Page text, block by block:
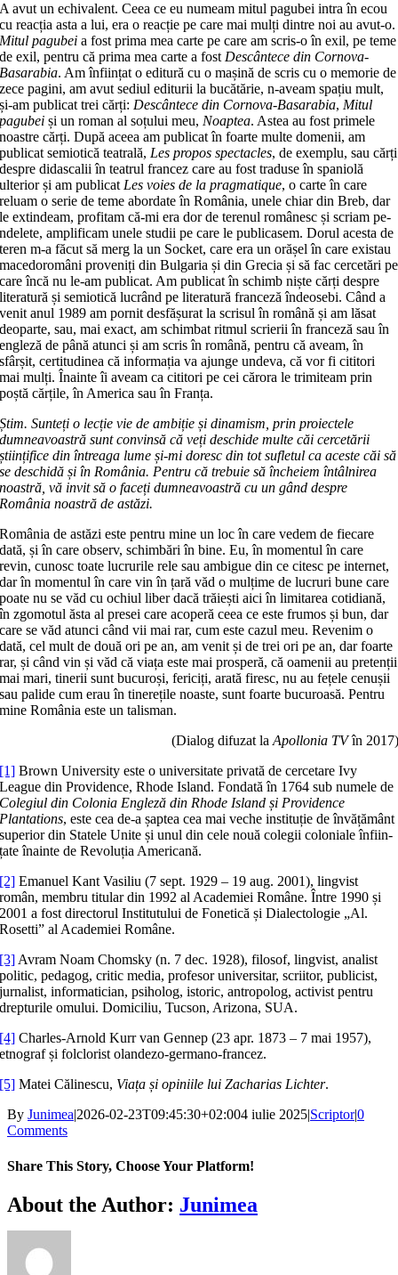
A avut un echivalent. Ceea ce eu nu­meam mitul pagubei intra în ecou
cu reacția asta a lui, era o reacție pe care mai mulți dintre noi au avut-o.
Mitul pagu­bei a fost prima mea carte pe care am scris-o în exil, pe teme
de exil, pentru că prima mea carte a fostDescântece din Cornova-
Basarabia. Am înființat o edi­tu­ră cu o mașină de scris cu o memorie de
zece pagini, am avut sediul editurii la bucătărie, n-aveam spațiu mult,
și-am publicat trei cărți:Descântece din Cornova-Basarabia,Mitul
pagubei și un roman al soțului meu,Noaptea. Astea au fost primele
noastre cărți. După aceea am publicat în foarte multe domenii, am
publicat semiotică teatrală,Les propos spectacles, de exemplu, sau cărți
despre didascalii în teatrul francez care au fost traduse în spaniolă
ulterior și am pu­bli­catLes voies de la pragmatique, o carte în care
reluam o serie de teme abordate în România, unele chiar din Breb, dar
le extindeam, profitam că-mi era dor de te­re­nul românesc și scriam pe-
ndelete, am­pli­ficam unele studii pe care le publi­ca­sem. Dorul acesta de
teren m-a făcut să merg la un Socket, care era un orășel în care existau
macedoromâni proveniți din Bulgaria și din Grecia și să fac cerce­tări pe
care încă nu le-am publicat. Am pu­blicat în schimb niște cărți despre
lite­ratură și semiotică lucrând pe literatură franceză îndeosebi. Când a
venit anul 1989 am pornit desfășurat la scrisul în română și am lăsat
deoparte, sau, mai exact, am schimbat ritmul scrierii în franceză sau în
engleză de până atunci și am scris în română, pentru că aveam, în
sfârșit, certitudinea că informația va ajun­ge undeva, că vor fi cititori
mai mulți. Înainte îi aveam ca cititori pe cei cărora le trimiteam prin
poștă cărțile, în America sau în Franța.
Știm. Sunteți o lecție vie de ambiție și dinamism, prin proiectele
dumneavoas­tră sunt convinsă că veți deschide multe căi cercetării
științifice din întreaga lume și-mi doresc din tot sufletul ca aceste căi să
se deschidă și în România. Pentru că trebuie să încheiem întâlnirea
noas­tră, vă invit să o faceți dumneavoastră cu un gând despre
România noastră de astăzi.
România de astăzi este pentru mine un loc în care vedem de fiecare
dată, și în care observ, schimbări în bine. Eu, în mo­­mentul în care
revin, cunosc toate lu­cru­rile rele sau ambigue din ce citesc pe internet,
dar în momentul în care vin în ța­ră văd o mulțime de lucruri bune care
poate nu se văd cu ochiul liber dacă tră­iești aici în limitarea cotidiană,
în zgo­mo­tul ăsta al presei care acoperă ceea ce este frumos și bun, dar
care se văd atunci când vii mai rar, cum este cazul meu. Re­venim o
dată, cel mult de două ori pe an, am venit și de trei ori pe an, dar foarte
rar, și când vin și văd că viața este mai pros­pe­ră, că oamenii au preten­ții
mai mari, tine­rii sunt bucuroși, feri­ciți, arată firesc, nu au fețele cenușii
sau palide cum erau în tinerețile noaste, sunt foarte bucuroasă. Pentru
mine România este un talisman.
(Dialog difuzat laApollonia TVîn 2017)
[1] Brown University este o universitate privată de cercetare Ivy
League din Providence, Rhode Island. Fondată în 1764 sub numele de
Colegiul din Colonia Engleză din Rhode Island și Providence
Plantations, este cea de-a șaptea cea mai veche instituție de învățământ
superior din Statele Unite și unul din cele nouă colegii coloniale înfiin­
țate înainte de Revoluția Americană.
[2] Emanuel Kant Vasiliu (7 sept. 1929 – 19 aug. 2001), lingvist
român, membru titular din 1992 al Academiei Române. Între 1990 și
2001 a fost directorul Institutului de Fonetică și Dialectologie „Al.
Rosetti” al Academiei Române.
[3]Avram Noam Chomsky (n. 7 dec. 1928), filosof, lingvist, analist
politic, pedagog, critic media, profesor universitar, scriitor, publicist,
jurnalist, informatician, psiholog, istoric, antropolog, activist pentru
drepturile omului. Domiciliu, Tucson, Arizona, SUA.
[4] Charles-Arnold Kurr van Gennep (23 apr. 1873 – 7 mai 1957),
etnograf și folclorist olan­dezo-germano-francez.
[5] Matei Călinescu, Viața și opiniile lui Zacharias Lichter.
By Junimea|2026-02-23T09:45:30+02:004 iulie 2025|Scriptor|0
Comments
Share This Story, Choose Your Platform!
Facebook
X
Bluesky
Reddit
LinkedIn
WhatsApp
Telegram
Tumblr
Xing
Email
Copy
Link
About the Author: Junimea